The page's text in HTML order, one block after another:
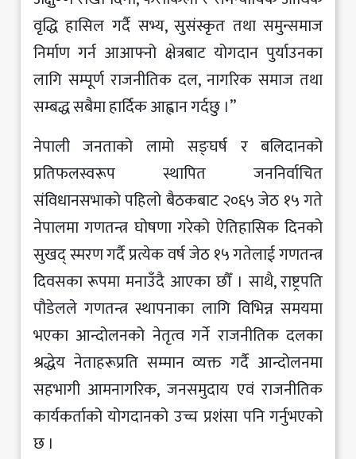
वृद्धि हासिल गर्दै सभ्य, सुसंस्कृत तथा समुन्समाज
निर्माण गर्न आआफ्नो क्षेत्रबाट योगदान पुर्याउनका
लागि सम्पूर्ण राजनीतिक दल, नागरिक समाज तथा
सम्बद्ध सबैमा हार्दिक आह्वान गर्दछु ।”
नेपाली जनताको लामो सङ्घर्ष र बलिदानको
प्रतिफलस्वरूप स्थापित जननिर्वाचित
संविधानसभाको पहिलो बैठकबाट २०६५ जेठ १५ गते
नेपालमा गणतन्त्र घोषणा गरेको ऐतिहासिक दिनको
सुखद् स्मरण गर्दै प्रत्येक वर्ष जेठ १५ गतेलाई गणतन्त्र
दिवसका रूपमा मनाउँदै आएका छौँ । साथै, राष्ट्रपति
पौडेलले गणतन्त्र स्थापनाका लागि विभिन्न समयमा
भएका आन्दोलनको नेतृत्व गर्ने राजनीतिक दलका
श्रद्धेय नेताहरूप्रति सम्मान व्यक्त गर्दै आन्दोलनमा
सहभागी आमनागरिक, जनसमुदाय एवं राजनीतिक
कार्यकर्ताको योगदानको उच्च प्रशंसा पनि गर्नुभएको
छ ।